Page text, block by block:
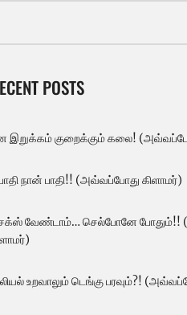
POSTS
இறுக்கம் குறைக்கும் கலை!
நான் பாதி!! (அவ்வப்போது கிளாமர்)
வேண்டாம்… செல்போனே போதும்!!
உறவாலும் டெங்கு பரவும்?!